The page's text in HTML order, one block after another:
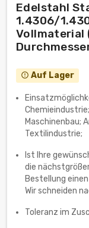
Edelstahl
1.4306/
Vollmaterial
error_outline Auf Lager
Maschinenbau;
Textilindustrie;
Ist Ihre
die
Bestellung
Wir schneiden
Toleranz im